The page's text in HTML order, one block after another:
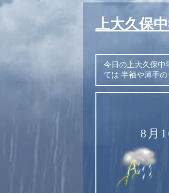
上大久保
今日の上大久保中
ては 半袖や薄手
8月